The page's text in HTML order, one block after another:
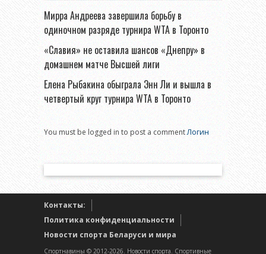
Мирра Андреева завершила борьбу в
одиночном разряде турнира WTA в Торонто
«Славия» не оставила шансов «Днепру» в
домашнем матче Высшей лиги
Елена Рыбакина обыграла Энн Ли и вышла в
четвертый круг турнира WTA в Торонто
You must be logged in to post a commentЛогин
Контакты:
Политика конфиденциальности
Новости спорта Беларуси и мира
Спортнавины © 2012-2026. Новости спорта. Спортивные